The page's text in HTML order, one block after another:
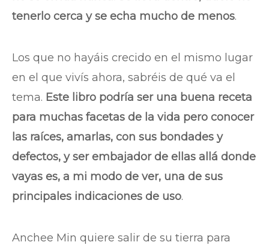
tenerlo cerca y se echa mucho de menos.
Los que no hayáis crecido en el mismo lugar
en el que vivís ahora, sabréis de qué va el
tema. Este libro podría ser una buena receta
para muchas facetas de la vida pero conocer
las raíces, amarlas, con sus bondades y
defectos, y ser embajador de ellas allá donde
vayas es, a mi modo de ver, una de sus
principales indicaciones de uso.
Anchee Min quiere salir de su tierra para